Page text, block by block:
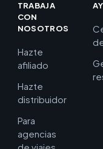
TRABAJA
CON
NOSOTROS
Hazte
afiliado
Hazte
distribuidor
Para
agencias